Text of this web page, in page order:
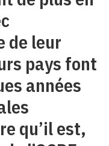
de leur
pays font
années
qu’il est,